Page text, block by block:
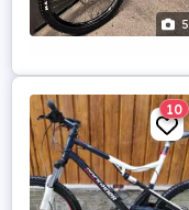
5
10